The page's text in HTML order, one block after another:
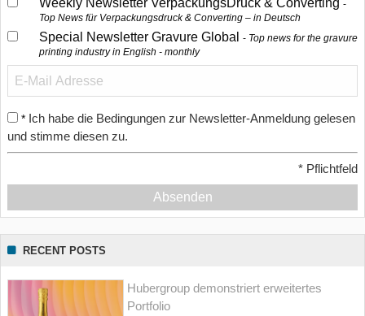
Weekly Newsletter VerpackungsDruck & Converting
Top News für Verpackungsdruck & Converting – in Deutsch
Special Newsletter Gravure Global
Top news for the gravure
printing industry in English - monthly
* Ich habe die Bedingungen zur Newsletter-Anmeldung gelesen
und stimme diesen zu.
* Pflichtfeld
Absenden
RECENT POSTS
Hubergroup demonstriert erweitertes
Portfolio